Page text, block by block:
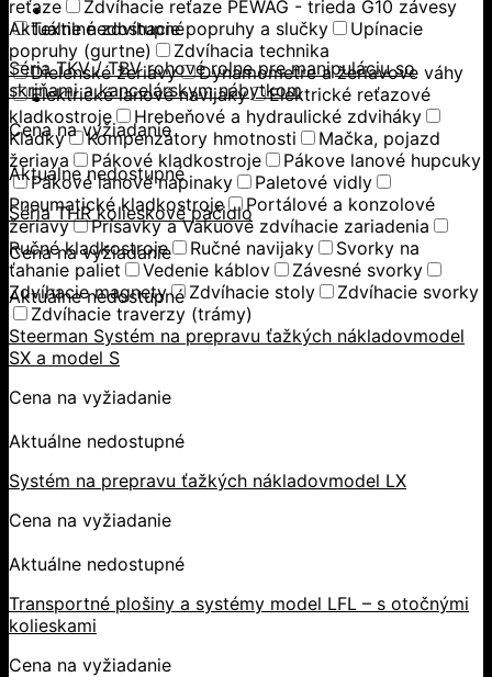
reťaze
Zdvíhacie reťaze PEWAG - trieda G10 závesy
Textilné zdvíhacie popruhy a slučky
Upínacie
popruhy (gurtne)
Zdvíhacia technika
Dielenské žeriavy
Dynamometre a žeriavove váhy
Elektrické lanové navijaky
Elektrické reťazové
kladkostroje
Hrebeňové a hydraulické zdviháky
Kladky
Kompenzátory hmotnosti
Mačka, pojazd
žeriava
Pákové kladkostroje
Pákove lanové hupcuky
Pákové lanové napinaky
Paletové vidly
Pneumatické kladkostroje
Portálové a konzolové
žeriavy
Prísavky a Vakuové zdvíhacie zariadenia
Ručné kladkostroje
Ručné navijaky
Svorky na
ťahanie paliet
Vedenie káblov
Závesné svorky
Zdvíhacie magnety
Zdvíhacie stoly
Zdvíhacie svorky
Zdvíhacie traverzy (trámy)
Aktuálne nedostupné
Séria TKV / TBV rohové rolne pre manipuláciu so
skriňami a kancelárskym nábytkom
Cena na vyžiadanie
Aktuálne nedostupné
Séria THR kolieskové páčidlo
Cena na vyžiadanie
Aktuálne nedostupné
Steerman Systém na prepravu ťažkých nákladovmodel
SX a model S
Cena na vyžiadanie
Aktuálne nedostupné
Systém na prepravu ťažkých nákladovmodel LX
Cena na vyžiadanie
Aktuálne nedostupné
Transportné plošiny a systémy model LFL – s otočnými
kolieskami
Cena na vyžiadanie